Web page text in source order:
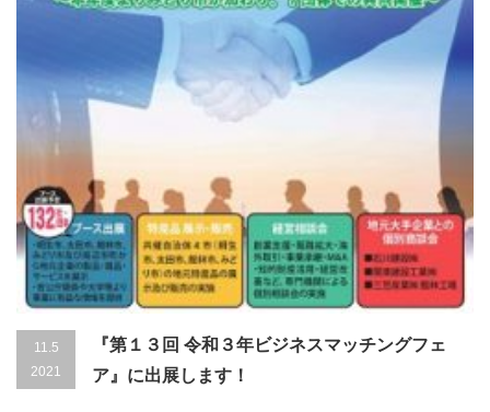
11.5
2021
『第１３回 令和３年ビジネスマッチングフェ
ア』に出展します！